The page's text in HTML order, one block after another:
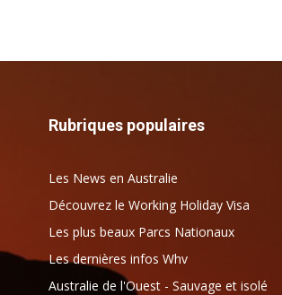
Rubriques populaires
Les News en Australie
Découvrez le Working Holiday Visa
Les plus beaux Parcs Nationaux
Les dernières infos Whv
Australie de l'Ouest - Sauvage et isolé